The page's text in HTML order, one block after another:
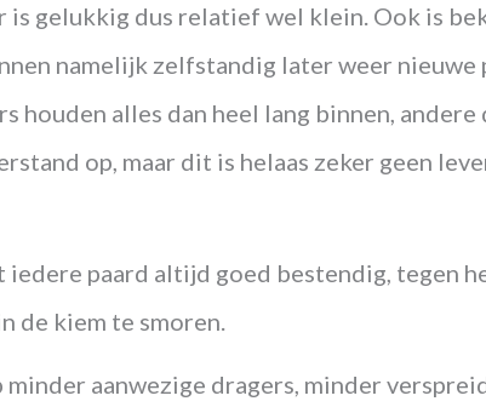
is gelukkig dus relatief wel klein. Ook is
namelijk zelfstandig later weer
houden alles dan heel lang binnen,
op, maar dit is helaas zeker geen
iedere paard altijd goed bestendig, tegen
de kiem te smoren.
aanwezige dragers, minder